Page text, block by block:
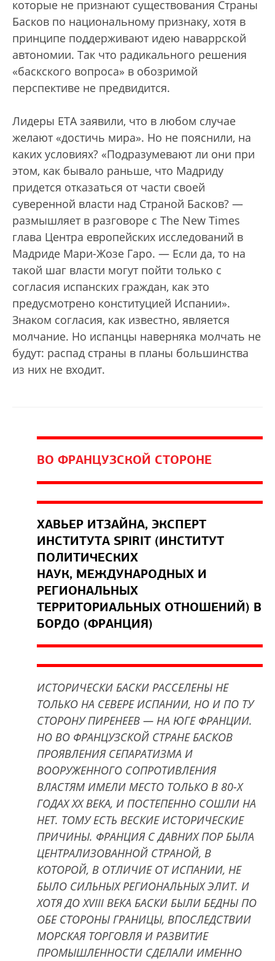
которые не признают существования Страны
Басков по национальному признаку, хотя в
принципе поддерживают идею наваррской
автономии. Так что радикального решения
«баскского вопроса» в обозримой
перспективе не предвидится.
Лидеры ETA заявили, что в любом случае
желают «достичь мира». Но не пояснили, на
каких условиях? «Подразумевают ли они при
этом, как бывало раньше, что Мадриду
придется отказаться от части своей
суверенной власти над Страной Басков? —
размышляет в разговоре с The New Times
глава Центра европейских исследований в
Мадриде Мари-Жозе Гаро. — Если да, то на
такой шаг власти могут пойти только с
согласия испанских граждан, как это
предусмотрено конституцией Испании».
Знаком согласия, как известно, является
молчание. Но испанцы наверняка молчать не
будут: распад страны в планы большинства
из них не входит.
ВО ФРАНЦУЗСКОЙ СТОРОНЕ
ХАВЬЕР ИТЗАЙНА, ЭКСПЕРТ
ИНСТИТУТА SPIRIT (ИНСТИТУТ
ПОЛИТИЧЕСКИХ
НАУК, МЕЖДУНАРОДНЫХ И
РЕГИОНАЛЬНЫХ
ТЕРРИТОРИАЛЬНЫХ ОТНОШЕНИЙ) В
БОРДО (ФРАНЦИЯ)
ИСТОРИЧЕСКИ БАСКИ РАССЕЛЕНЫ НЕ
ТОЛЬКО НА СЕВЕРЕ ИСПАНИИ, НО И ПО ТУ
СТОРОНУ ПИРЕНЕЕВ — НА ЮГЕ ФРАНЦИИ.
НО ВО ФРАНЦУЗСКОЙ СТРАНЕ БАСКОВ
ПРОЯВЛЕНИЯ СЕПАРАТИЗМА И
ВООРУЖЕННОГО СОПРОТИВЛЕНИЯ
ВЛАСТЯМ ИМЕЛИ МЕСТО ТОЛЬКО В 80-Х
ГОДАХ XX ВЕКА, И ПОСТЕПЕННО СОШЛИ НА
НЕТ. ТОМУ ЕСТЬ ВЕСКИЕ ИСТОРИЧЕСКИЕ
ПРИЧИНЫ. ФРАНЦИЯ С ДАВНИХ ПОР БЫЛА
ЦЕНТРАЛИЗОВАННОЙ СТРАНОЙ, В
КОТОРОЙ, В ОТЛИЧИЕ ОТ ИСПАНИИ, НЕ
БЫЛО СИЛЬНЫХ РЕГИОНАЛЬНЫХ ЭЛИТ. И
ХОТЯ ДО XVIII ВЕКА БАСКИ БЫЛИ БЕДНЫ ПО
ОБЕ СТОРОНЫ ГРАНИЦЫ, ВПОСЛЕДСТВИИ
МОРСКАЯ ТОРГОВЛЯ И РАЗВИТИЕ
ПРОМЫШЛЕННОСТИ СДЕЛАЛИ ИМЕННО